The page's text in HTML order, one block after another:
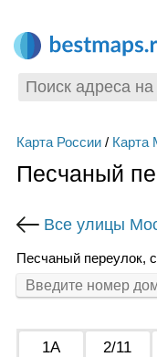
Карта России/ Карта
Песчаный
Все улицы
Песчаный переулок,
1А 2/11